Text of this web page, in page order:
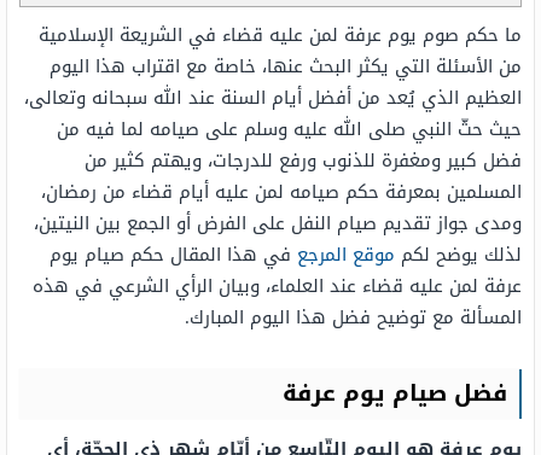
ما حكم صوم يوم عرفة لمن عليه قضاء في الشريعة الإسلامية
من الأسئلة التي يكثر البحث عنها، خاصة مع اقتراب هذا اليوم
العظيم الذي يُعد من أفضل أيام السنة عند الله سبحانه وتعالى،
حيث حثّ النبي صلى الله عليه وسلم على صيامه لما فيه من
فضل كبير ومغفرة للذنوب ورفع للدرجات، ويهتم كثير من
المسلمين بمعرفة حكم صيامه لمن عليه أيام قضاء من رمضان،
ومدى جواز تقديم صيام النفل على الفرض أو الجمع بين النيتين،
لذلك يوضح لكم موقع المرجع في هذا المقال حكم صيام يوم
عرفة لمن عليه قضاء عند العلماء، وبيان الرأي الشرعي في هذه
المسألة مع توضيح فضل هذا اليوم المبارك.
فضل صيام يوم عرفة